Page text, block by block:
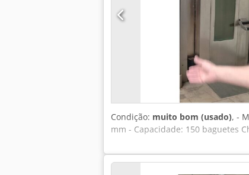
Condição: muito bom (usado), -
mm - Capacidade: 150 baguetes